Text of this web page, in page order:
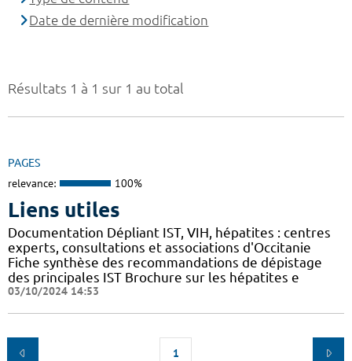
Résultats 1 à 1 sur 1 au total
PAGES
relevance: 100%
Liens utiles
Documentation Dépliant IST, VIH, hépatites : centres
experts, consultations et associations d'Occitanie
Fiche synthèse des recommandations de dépistage
des principales IST Brochure sur les hépatites e
03/10/2024 14:53
1
Date de dernière modification